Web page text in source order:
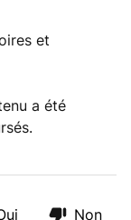
et
a été
Non